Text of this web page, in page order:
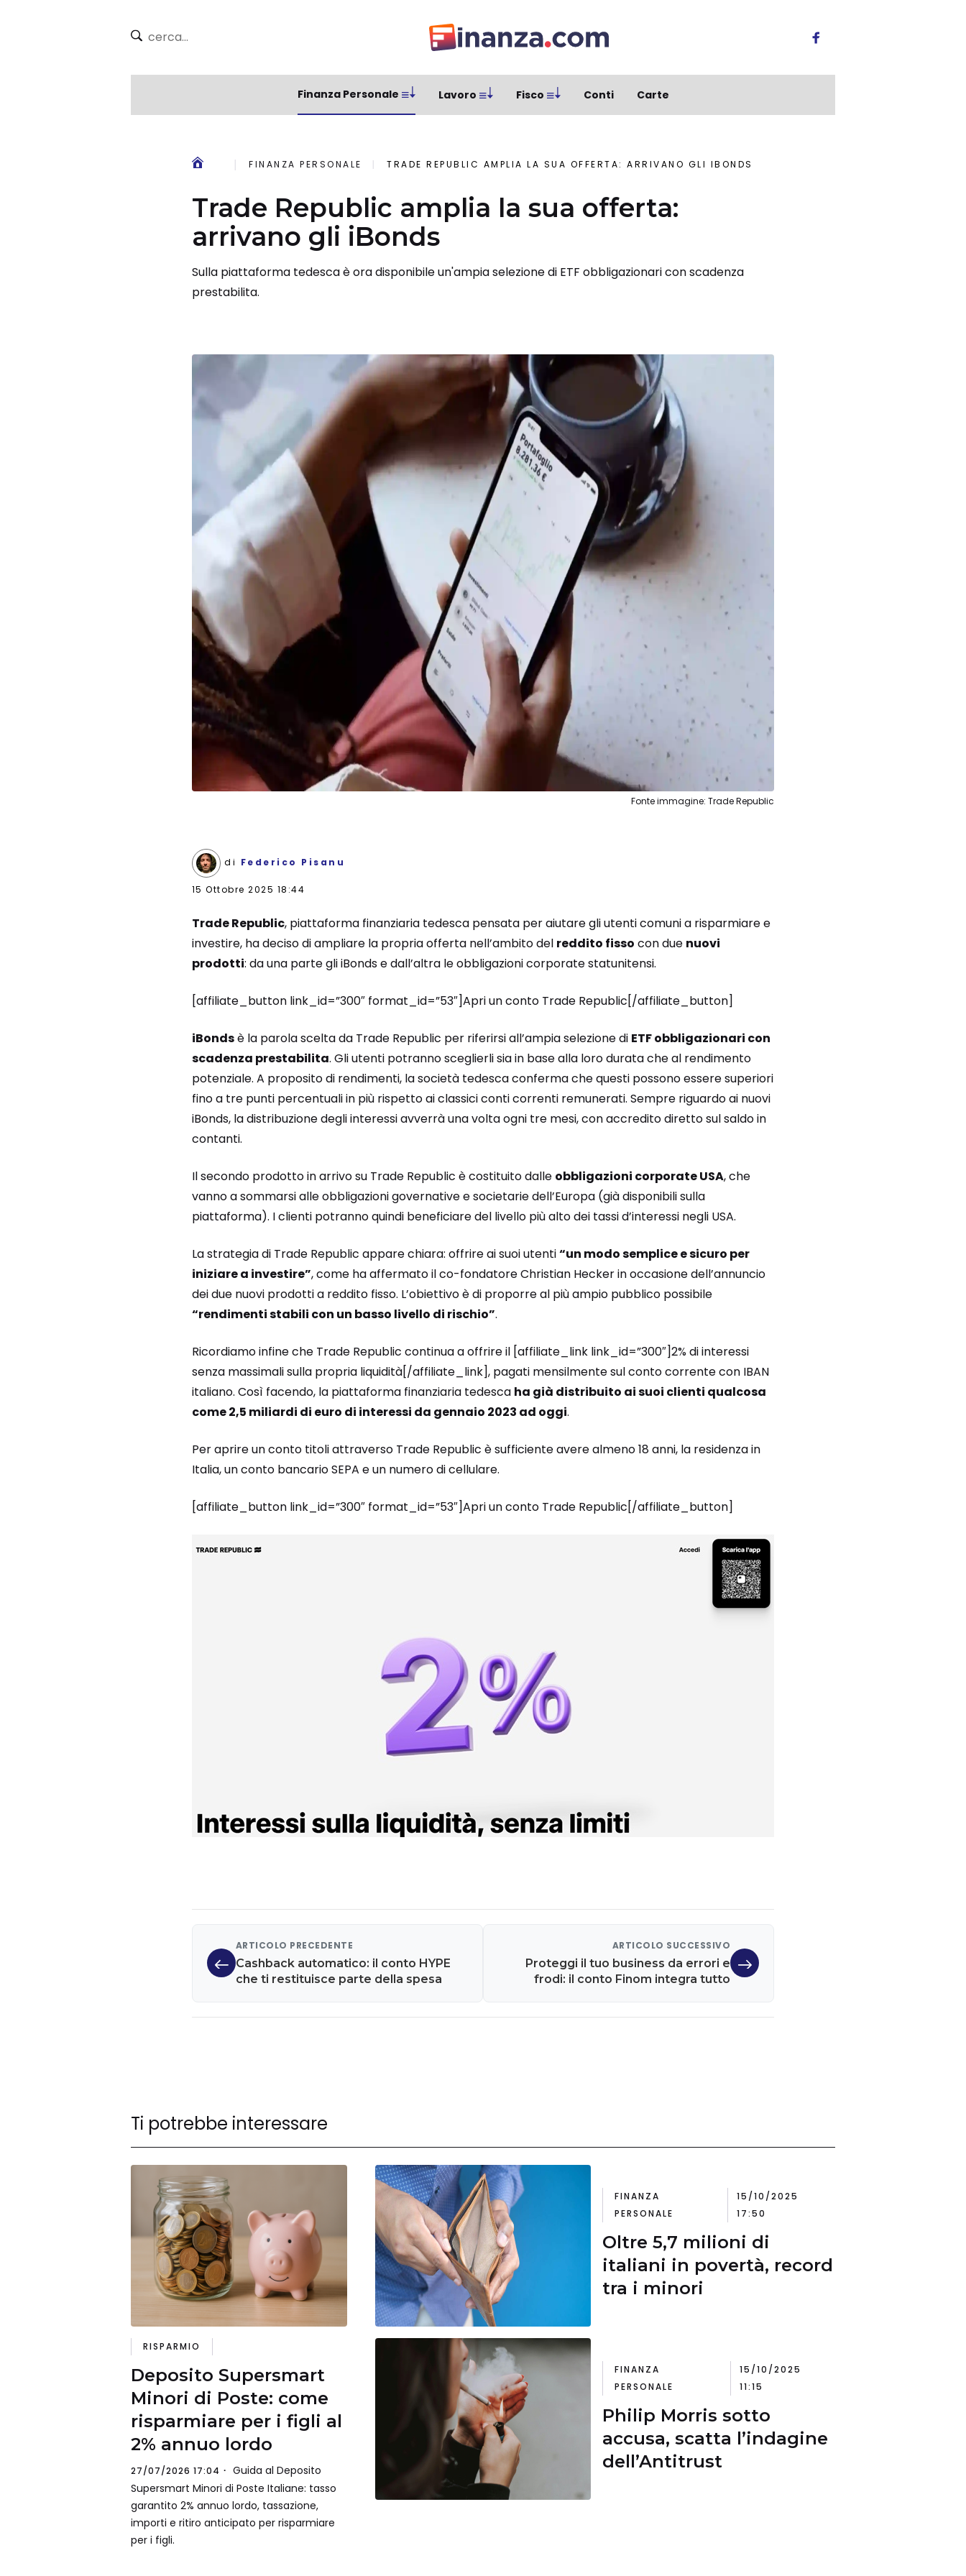
Finanza Personale Lavoro Fisco Conti Carte
FINANZA PERSONALE TRADE REPUBLIC AMPLIA LA SUA OFFERTA: ARRIVANO GLI IBONDS
Trade Republic amplia la sua offerta:
arrivano gli iBonds
Sulla piattaforma tedesca è ora disponibile un'ampia selezione di ETF obbligazionari con scadenza
prestabilita.
Fonte immagine: Trade Republic
di Federico Pisanu
15 Ottobre 2025 18:44
Trade Republic, piattaforma finanziaria tedesca pensata per aiutare gli utenti comuni a risparmiare e
investire, ha deciso di ampliare la propria offerta nell’ambito del reddito fisso con due nuovi
prodotti: da una parte gli iBonds e dall’altra le obbligazioni corporate statunitensi.
[affiliate_button link_id=”300″ format_id=”53″]Apri un conto Trade Republic[/affiliate_button]
iBondsè la parola scelta da Trade Republic per riferirsi all’ampia selezione di ETF obbligazionari con
scadenza prestabilita. Gli utenti potranno sceglierli sia in base alla loro durata che al rendimento
potenziale. A proposito di rendimenti, la società tedesca conferma che questi possono essere superiori
fino a tre punti percentuali in più rispetto ai classici conti correnti remunerati. Sempre riguardo ai nuovi
iBonds, la distribuzione degli interessi avverrà una volta ogni tre mesi, con accredito diretto sul saldo in
contanti.
Il secondo prodotto in arrivo su Trade Republic è costituito dalle obbligazioni corporate USA, che
vanno a sommarsi alle obbligazioni governative e societarie dell’Europa (già disponibili sulla
piattaforma). I clienti potranno quindi beneficiare del livello più alto dei tassi d’interessi negli USA.
La strategia di Trade Republic appare chiara: offrire ai suoi utenti“un modo semplice e sicuro per
iniziare a investire”, come ha affermato il co-fondatore Christian Hecker in occasione dell’annuncio
dei due nuovi prodotti a reddito fisso. L’obiettivo è di proporre al più ampio pubblico possibile
“rendimenti stabili con un basso livello di rischio”.
Ricordiamo infine che Trade Republic continua a offrire il [affiliate_link link_id=”300″]2% di interessi
senza massimali sulla propria liquidità[/affiliate_link], pagati mensilmente sul conto corrente con IBAN
italiano. Così facendo, la piattaforma finanziaria tedesca ha già distribuito ai suoi clienti qualcosa
come 2,5 miliardi di euro di interessi da gennaio 2023 ad oggi.
Per aprire un conto titoli attraverso Trade Republic è sufficiente avere almeno 18 anni, la residenza in
Italia, un conto bancario SEPA e un numero di cellulare.
[affiliate_button link_id=”300″ format_id=”53″]Apri un conto Trade Republic[/affiliate_button]
ARTICOLO PRECEDENTE
Cashback automatico: il conto HYPE
che ti restituisce parte della spesa
ARTICOLO SUCCESSIVO
Proteggi il tuo business da errori e
frodi: il conto Finom integra tutto
Ti potrebbe interessare
RISPARMIO
Deposito Supersmart
Minori di Poste: come
risparmiare per i figli al
2% annuo lordo
27/07/2026 17:04
Guida al Deposito
Supersmart Minori di Poste Italiane: tasso
garantito 2% annuo lordo, tassazione,
importi e ritiro anticipato per risparmiare
per i figli.
FINANZA
PERSONALE
15/10/2025
17:50
Oltre 5,7 milioni di
italiani in povertà, record
tra i minori
FINANZA
PERSONALE
15/10/2025
11:15
Philip Morris sotto
accusa, scatta l’indagine
dell’Antitrust